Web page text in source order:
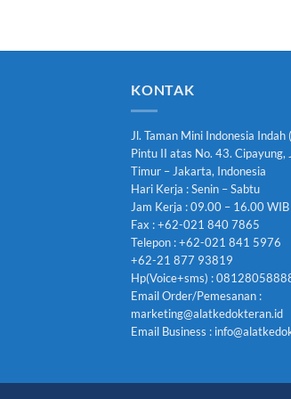
KONTAK
Jl. Taman Mini Indonesia Indah
Pintu II atas No. 43. Cipayung,
Timur – Jakarta, Indonesia
Hari Kerja : Senin – Sabtu
Jam Kerja : 09.00 – 16.00 WIB
Fax : +62-021 840 7865
Telepon : +62-021 841 5976
+62-21 877 93819
Hp(Voice+sms) :
Email Order/Pemesanan :
marketing@alatkedokteran.id
Email Business :